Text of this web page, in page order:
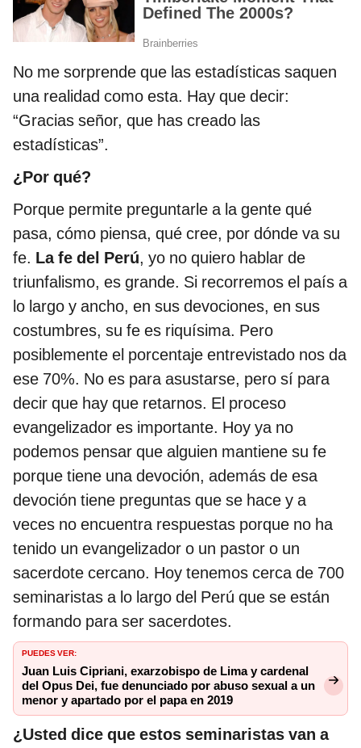
No me sorprende que las estadísticas saquen
una realidad como esta. Hay que decir:
“Gracias señor, que has creado las
estadísticas”.
¿Por qué?
Porque permite preguntarle a la gente qué
pasa, cómo piensa, qué cree, por dónde va su
fe. La fe del Perú, yo no quiero hablar de
triunfalismo, es grande. Si recorremos el país a
lo largo y ancho, en sus devociones, en sus
costumbres, su fe es riquísima. Pero
posiblemente el porcentaje entrevistado nos da
ese 70%. No es para asustarse, pero sí para
decir que hay que retarnos. El proceso
evangelizador es importante. Hoy ya no
podemos pensar que alguien mantiene su fe
porque tiene una devoción, además de esa
devoción tiene preguntas que se hace y a
veces no encuentra respuestas porque no ha
tenido un evangelizador o un pastor o un
sacerdote cercano. Hoy tenemos cerca de 700
seminaristas a lo largo del Perú que se están
formando para ser sacerdotes.
PUEDES VER:
Juan Luis Cipriani, exarzobispo de Lima y cardenal
del Opus Dei, fue denunciado por abuso sexual a un
menor y apartado por el papa en 2019
¿Usted dice que estos seminaristas van a